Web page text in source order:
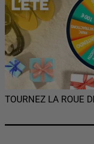
TOURNEZ LA ROUE